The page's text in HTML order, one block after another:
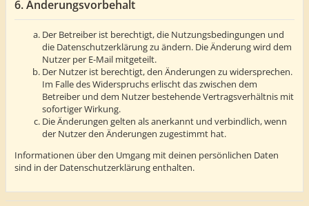
6. Änderungsvorbehalt
Der Betreiber ist berechtigt, die Nutzungsbedingungen und
die Datenschutzerklärung zu ändern. Die Änderung wird dem
Nutzer per E-Mail mitgeteilt.
Der Nutzer ist berechtigt, den Änderungen zu widersprechen.
Im Falle des Widerspruchs erlischt das zwischen dem
Betreiber und dem Nutzer bestehende Vertragsverhältnis mit
sofortiger Wirkung.
Die Änderungen gelten als anerkannt und verbindlich, wenn
der Nutzer den Änderungen zugestimmt hat.
Informationen über den Umgang mit deinen persönlichen Daten
sind in der Datenschutzerklärung enthalten.